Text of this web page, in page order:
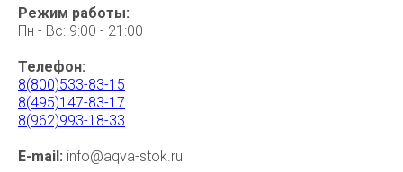
Режим работы:
Пн - Вс: 9:00 - 21:00
Телефон:
8(800)533-83-15
8(495)147-83-17
8(962)993-18-33
E-mail: info@aqva-stok.ru